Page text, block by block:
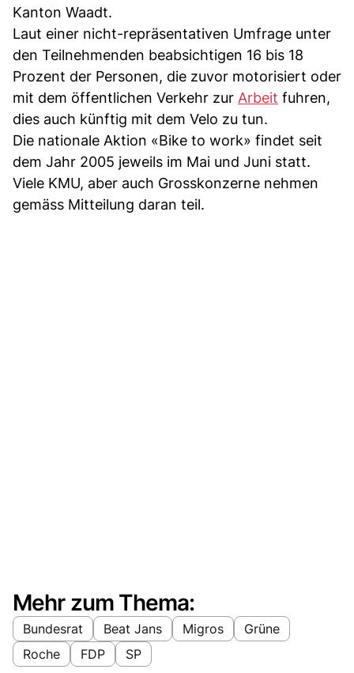
Kanton Waadt.
Laut einer nicht-repräsentativen Umfrage unter
den Teilnehmenden beabsichtigen 16 bis 18
Prozent der Personen, die zuvor motorisiert oder
mit dem öffentlichen Verkehr zur Arbeit fuhren,
dies auch künftig mit dem Velo zu tun.
Die nationale Aktion «Bike to work» findet seit
dem Jahr 2005 jeweils im Mai und Juni statt.
Viele KMU, aber auch Grosskonzerne nehmen
gemäss Mitteilung daran teil.
Mehr zum Thema:
Bundesrat Beat Jans Migros
Grüne
Roche
FDP SP